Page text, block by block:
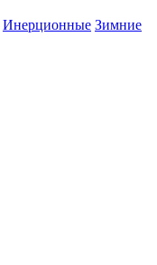
Инерционные Зимние